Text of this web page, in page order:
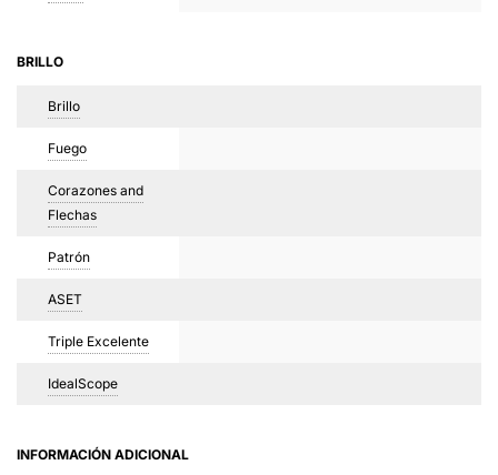
BRILLO
Brillo
Fuego
Corazones and
Flechas
Patrón
ASET
Triple Excelente
IdealScope
INFORMACIÓN ADICIONAL